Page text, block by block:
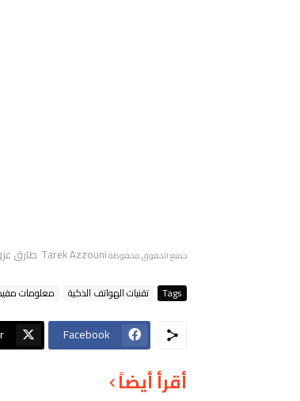
جميع الحقوق محفوظةTarek Azzouni طارق عزوني
Tags تقنيات الهواتف الذكية معلومات
Facebook
أقرأ أيضاً